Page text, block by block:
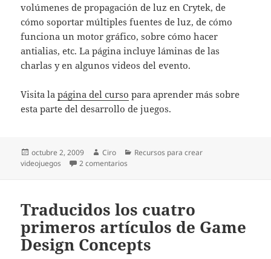
volúmenes de propagación de luz en Crytek, de
cómo soportar múltiples fuentes de luz, de cómo
funciona un motor gráfico, sobre cómo hacer
antialias, etc. La página incluye láminas de las
charlas y en algunos videos del evento.
Visita lapágina del curso para aprender más sobre
esta parte del desarrollo de juegos.
Publicado
el
octubre 2, 2009 Autor
Ciro Categorías
Recursos para crear
videojuegos
2 comentarios
Traducidos los cuatro
primeros artículos de Game
Design Concepts